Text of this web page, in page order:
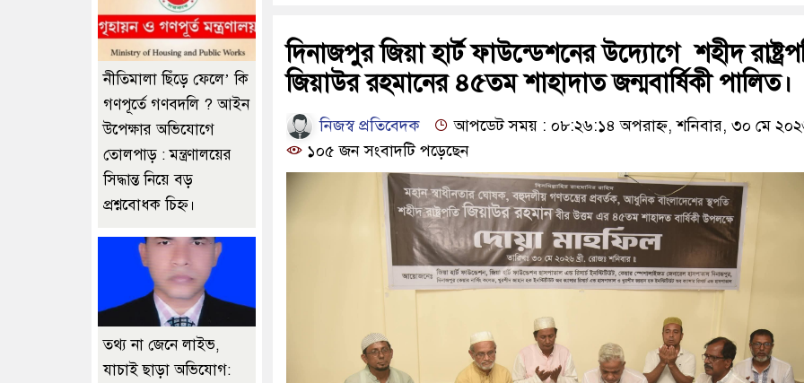
দিনাজপুর জিয়া হার্ট ফাউন্ডেশনের উদ্যোগে শহীদ
জিয়াউর রহমানের ৪৫তম শাহাদাত জন্মবার্ষিকী পালিত।
নিজস্ব প্রতিবেদক
আপডেট সময় : ০৮:২৬:১৪ অপরাহ্ন, শনিবার, ৩০ মে
১০৫ জন সংবাদটি পড়েছেন
নীতিমালা ছিঁড়ে ফেলে’ কি
গণপূর্তে গণবদলি ? আইন
উপেক্ষার অভিযোগে
তোলপাড় : মন্ত্রণালয়ের
সিদ্ধান্ত নিয়ে বড়
প্রশ্নবোধক চিহ্ন।
তথ্য না জেনে লাইভ,
যাচাই ছাড়া অভিযোগ: